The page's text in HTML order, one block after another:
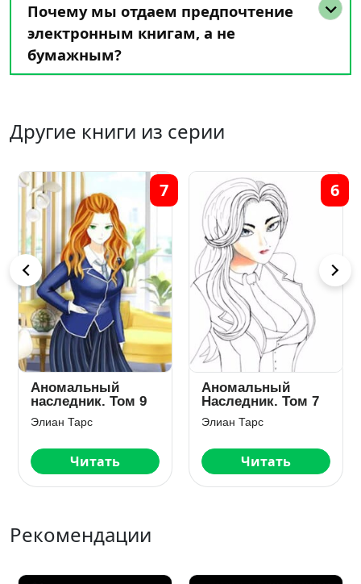
Почему мы отдаем предпочтение
электронным книгам, а не
бумажным?
Другие книги из серии
Аномальный
наследник. Том 9
Элиан Тарс
Читать
7
Аномальный
Наследник. Том 7
Элиан Тарс
Читать
6
Рекомендации